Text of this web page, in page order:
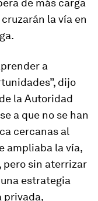
de más carga
la vía en
a
dijo
la Autoridad
a que no se han
cercanas al
ampliaba la vía,
pero sin aterrizar
estrategia
privada,